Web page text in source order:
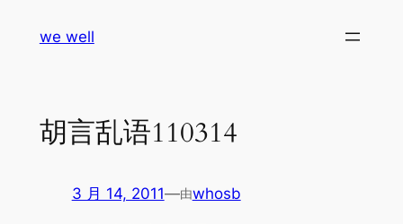
we well
胡言乱语110314
3 月 14, 2011—由whosb